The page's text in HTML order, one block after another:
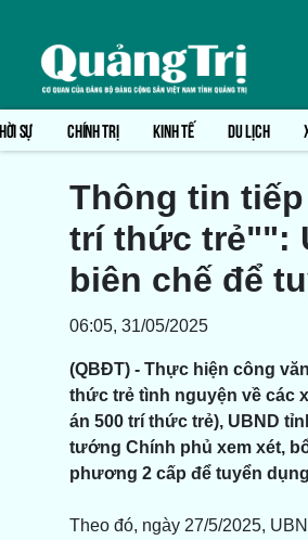
SỰ CHÍNH TRỊ KINH TẾ DU LỊCH
Thông tin
trí thức trẻ"":
biên chế để
06:05, 31/05/2025
(QBĐT) - Thực hiện công
thức trẻ tình nguyện về các
án 500 trí thức trẻ), UBND
tướng Chính phủ xem xét,
phương 2 cấp để tuyển
Theo đó, ngày 27/5/2025,